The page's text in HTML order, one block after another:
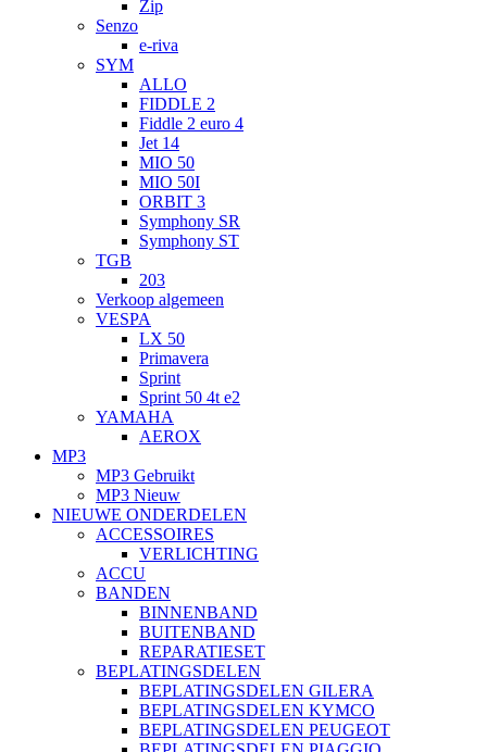
Zip
Senzo
e-riva
SYM
ALLO
FIDDLE 2
Fiddle 2 euro 4
Jet 14
MIO 50
MIO 50I
ORBIT 3
Symphony SR
Symphony ST
TGB
203
Verkoop algemeen
VESPA
LX 50
Primavera
Sprint
Sprint 50 4t e2
YAMAHA
AEROX
MP3
MP3 Gebruikt
MP3 Nieuw
NIEUWE ONDERDELEN
ACCESSOIRES
VERLICHTING
ACCU
BANDEN
BINNENBAND
BUITENBAND
REPARATIESET
BEPLATINGSDELEN
BEPLATINGSDELEN GILERA
BEPLATINGSDELEN KYMCO
BEPLATINGSDELEN PEUGEOT